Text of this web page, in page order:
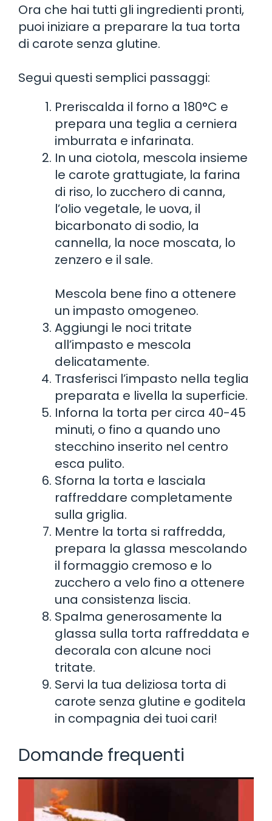
Ora che hai tutti gli ingredienti pronti,
puoi iniziare a preparare la tua torta
di carote senza glutine.
Segui questi semplici passaggi:
Preriscalda il forno a 180°C e
prepara una teglia a cerniera
imburrata e infarinata.
In una ciotola, mescola insieme
le carote grattugiate, la farina
di riso, lo zucchero di canna,
l’olio vegetale, le uova, il
bicarbonato di sodio, la
cannella, la noce moscata, lo
zenzero e il sale.
Mescola bene fino a ottenere
un impasto omogeneo.
Aggiungi le noci tritate
all’impasto e mescola
delicatamente.
Trasferisci l’impasto nella teglia
preparata e livella la superficie.
Inforna la torta per circa 40-45
minuti, o fino a quando uno
stecchino inserito nel centro
esca pulito.
Sforna la torta e lasciala
raffreddare completamente
sulla griglia.
Mentre la torta si raffredda,
prepara la glassa mescolando
il formaggio cremoso e lo
zucchero a velo fino a ottenere
una consistenza liscia.
Spalma generosamente la
glassa sulla torta raffreddata e
decorala con alcune noci
tritate.
Servi la tua deliziosa torta di
carote senza glutine e goditela
in compagnia dei tuoi cari!
Domande frequenti